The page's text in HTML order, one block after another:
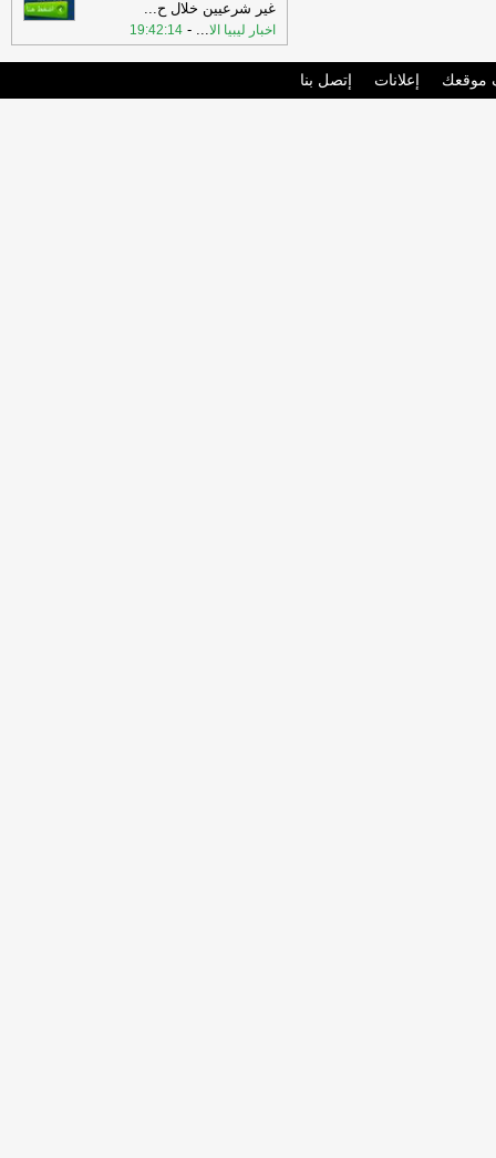
غير شرعيين خلال ح...
اخبار ليبيا الا...
-
19:42:14
موقعك إعلانات إتصل بنا